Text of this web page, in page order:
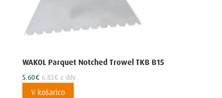
WAKOL Parquet Notched Trowel TKB B15
5.60€ 6.83€ z ddv
V košarico